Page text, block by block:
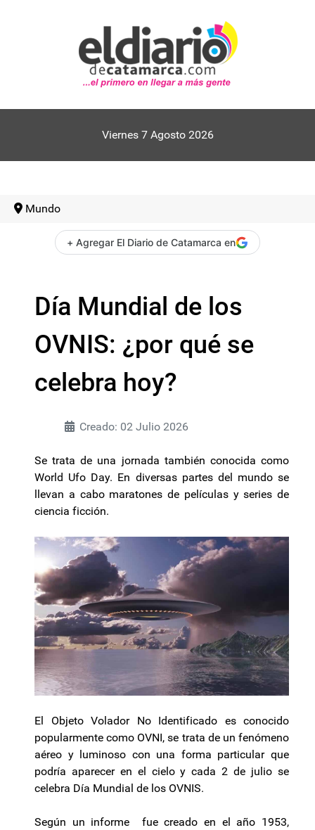
Viernes 7 Agosto 2026
Mundo
+ Agregar El Diario de Catamarca en
Día Mundial de los
OVNIS: ¿por qué se
celebra hoy?
Creado: 02 Julio 2026
Se trata de una jornada también conocida como
World Ufo Day. En diversas partes del mundo se
llevan a cabo maratones de películas y series de
ciencia ficción.
El Objeto Volador No Identificado es conocido
popularmente como OVNI, se trata de un fenómeno
aéreo y luminoso con una forma particular que
podría aparecer en el cielo y cada 2 de julio se
celebra Día Mundial de los OVNIS.
Según un informe fue creado en el año 1953,